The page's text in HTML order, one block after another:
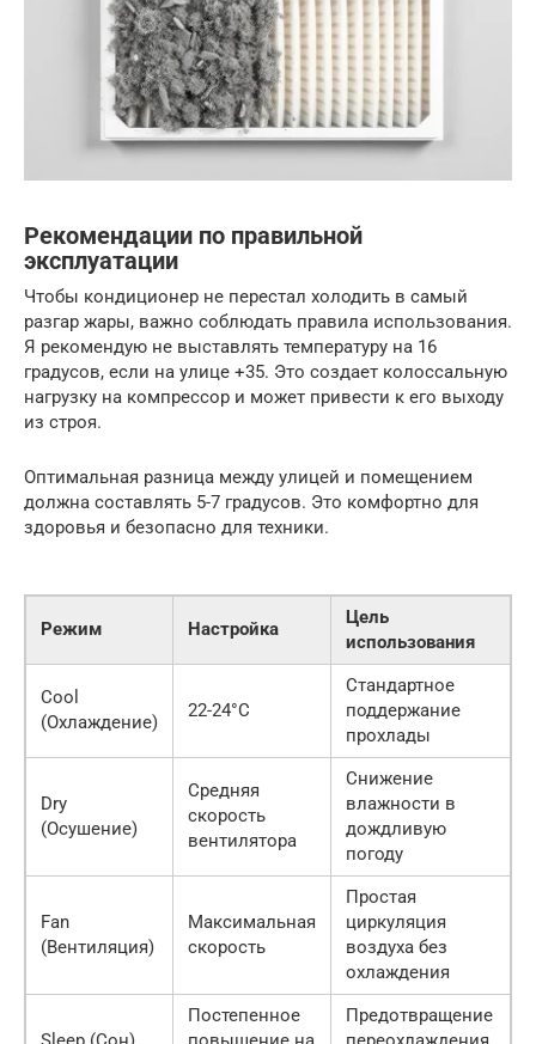
Рекомендации по правильной
эксплуатации
Чтобы кондиционер не перестал холодить в самый
разгар жары, важно соблюдать правила использования.
Я рекомендую не выставлять температуру на 16
градусов, если на улице +35. Это создает колоссальную
нагрузку на компрессор и может привести к его выходу
из строя.
Оптимальная разница между улицей и помещением
должна составлять 5-7 градусов. Это комфортно для
здоровья и безопасно для техники.
Режим Настройка
Цель
использования
Cool
(Охлаждение)
22-24°C
Стандартное
поддержание
прохлады
Dry
(Осушение)
Средняя
скорость
вентилятора
Снижение
влажности в
дождливую
погоду
Fan
(Вентиляция)
Максимальная
скорость
Простая
циркуляция
воздуха без
охлаждения
Постепенное
Предотвращение